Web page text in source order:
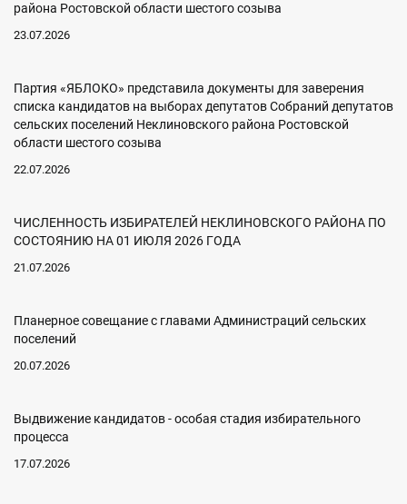
района Ростовской области шестого созыва
23.07.2026
Партия «ЯБЛОКО» представила документы для заверения
списка кандидатов на выборах депутатов Собраний депутатов
сельских поселений Неклиновского района Ростовской
области шестого созыва
22.07.2026
ЧИСЛЕННОСТЬ ИЗБИРАТЕЛЕЙ НЕКЛИНОВСКОГО РАЙОНА ПО
СОСТОЯНИЮ НА 01 ИЮЛЯ 2026 ГОДА
21.07.2026
Планерное совещание с главами Администраций сельских
поселений
20.07.2026
Выдвижение кандидатов - особая стадия избирательного
процесса
17.07.2026